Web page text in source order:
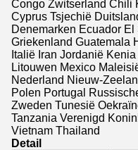
Congo Zwitserland Chili
Cyprus Tsjechië
Denemarken Ecuador
Griekenland Guatemala
Italië Iran Jordanië
Litouwen Mexico
Nederland Nieuw-
Polen Portugal
Zweden Tunesië
Tanzania Verenigd
Vietnam Thailand
Detail